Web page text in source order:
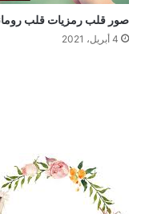
صور قلب رمزيات قلب
4 أبريل، 2021